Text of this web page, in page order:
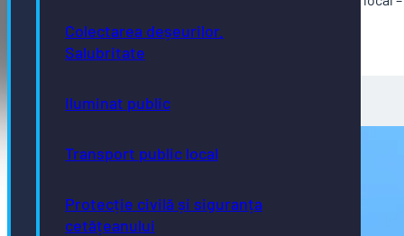
Colectarea deșeurilor.
Salubritate
Iluminat public
Transport public local
Protecție civilă și siguranța
cetățeanului